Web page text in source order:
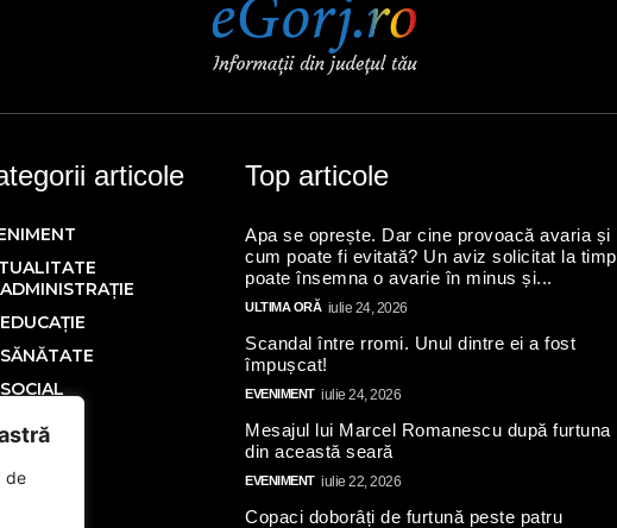
de
articole
ADMINISTRAȚIE
EDUCAȚIE
SĂNĂTATE
SOCIAL
Top articole
Apa se oprește. Dar cine provoacă avaria și
cum poate fi evitată? Un aviz solicitat la timp
poate însemna o avarie în minus și...
ULTIMA ORĂ iulie 24, 2026
Scandal între rromi. Unul dintre ei a fost
împușcat!
EVENIMENT iulie 24, 2026
Mesajul lui Marcel Romanescu după furtuna
din această seară
EVENIMENT iulie 22, 2026
Copaci doborâți de furtună peste patru